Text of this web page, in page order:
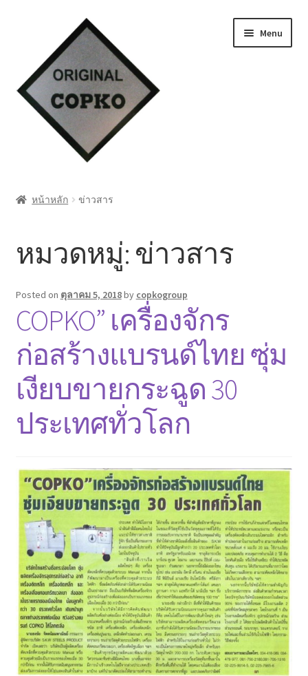
navigation
content
Menu
My account
ชำระเงิน
ตะกร้าสินค้า
ติดต่อเรา
นโยบายการคืนเงิน
บทความ
บริการ
ประวัติบริษัท
ลูกค้าของเรา
สินค้า COPKO
หน้าแรก COPKO
หน้าหลัก ข่าวสาร
หมวดหมู่: ข่าวสาร
Posted on ตุลาคม 5, 2018by copkogroup
COPKO” เครื่องจักร
ก่อสร้างแบรนด์ไทย ซุ่ม
เงียบขายกระฉูด 30
ประเทศทั่วโลก